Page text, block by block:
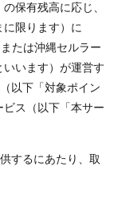
保有残高に応じ、
限ります）に
たは沖縄セルラー
います）が運営す
以下「対象ポイン
ビス（以下「本サー
するにあたり、取